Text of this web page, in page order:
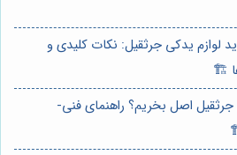
لوازم یدکی جرثقیل: نکات کلیدی و
🏗️
اصل بخریم؟ راهنمای فنی-